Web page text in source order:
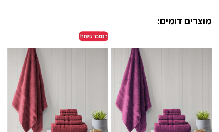
מוצרים דומים: